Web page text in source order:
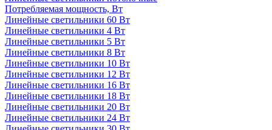
Потребляемая мощность, Вт
Линейные светильники 60 Вт
Линейные светильники 4 Вт
Линейные светильники 5 Вт
Линейные светильники 8 Вт
Линейные светильники 10 Вт
Линейные светильники 12 Вт
Линейные светильники 16 Вт
Линейные светильники 18 Вт
Линейные светильники 20 Вт
Линейные светильники 24 Вт